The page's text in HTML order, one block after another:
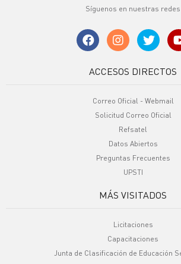
Síguenos en nuestras redes
ACCESOS DIRECTOS
Correo Oficial - Webmail
Solicitud Correo Oficial
Refsatel
Datos Abiertos
Preguntas Frecuentes
UPSTI
MÁS VISITADOS
Licitaciones
Capacitaciones
Junta de Clasificación de Educación